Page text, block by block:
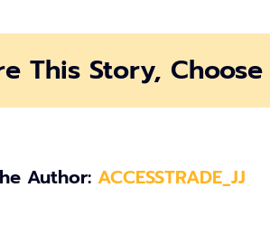
This Story,
Author: ACCESSTRADE_JJ